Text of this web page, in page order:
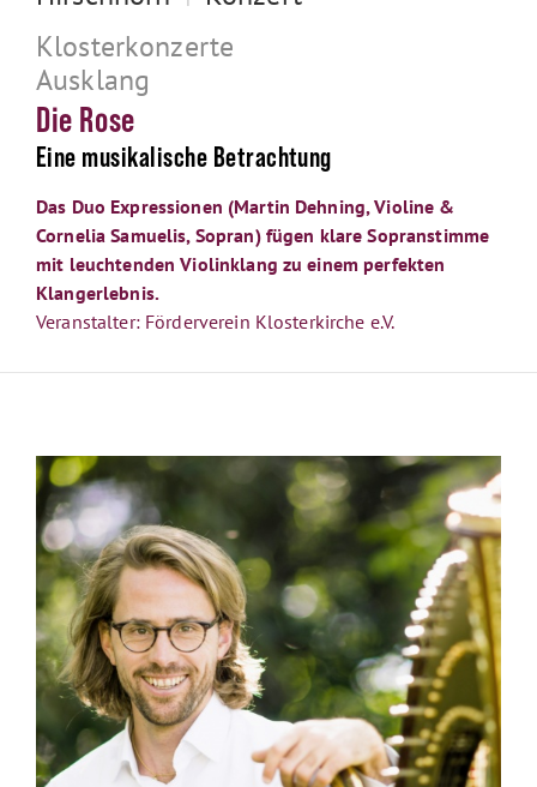
Klosterkonzerte
Ausklang
Die Rose
Eine musikalische Betrachtung
Das Duo Expressionen (Martin Dehning, Violine &
Cornelia Samuelis, Sopran) fügen klare Sopranstimme
mit leuchtenden Violinklang zu einem perfekten
Klangerlebnis.
Veranstalter: Förderverein Klosterkirche e.V.